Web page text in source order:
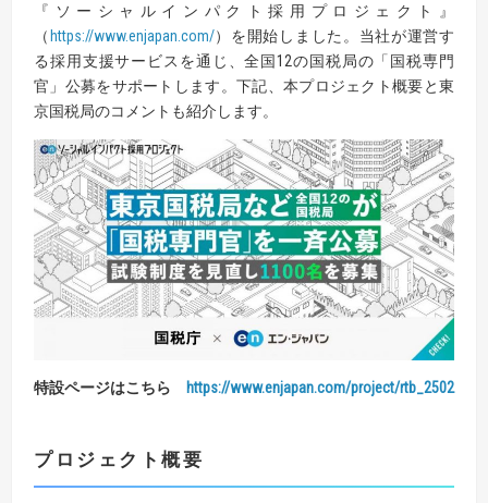
『ソーシャルインパクト採用プロジェクト』
（https://www.enjapan.com/）を開始しました。当社が運営す
る採用支援サービスを通じ、全国12の国税局の「国税専門
官」公募をサポートします。下記、本プロジェクト概要と東
京国税局のコメントも紹介します。
特設ページはこちら https://www.enjapan.com/project/rtb_2502
プロジェクト概要